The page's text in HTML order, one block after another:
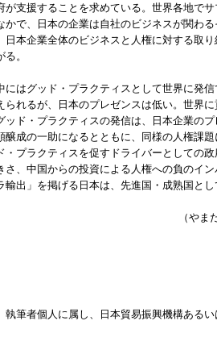
が支援することを求めている。世界各地で
かで、日本の企業は自社のビジネスが関わ
日本企業全体のビジネスと人権に対する取
。
にはグッド・プラクティスとして世界に発
られるが、日本のプレゼンスは低い。世界
ッド・プラクティスの発信は、日本企業の
醸成の一助になるとともに、同様の人権課
・プラクティスを促すドライバーとしての
さ、中国からの投資による人権への負のイ
出」を掲げる日本は、先進国・成熟国と
（やま
執筆者個人に属し、日本貿易振興機構ある